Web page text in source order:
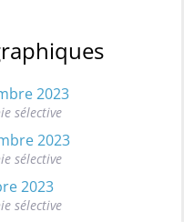
2023
sélective
2023
sélective
2023
sélective